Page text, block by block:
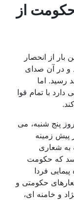
از
از انحصار
و در آن صدای
رسید. اما
با تمام قوا
پنج شنبه، می
پیش زمینه
به شعاری
که حکومت
فردا
حکومتی و
و خامنه ای،